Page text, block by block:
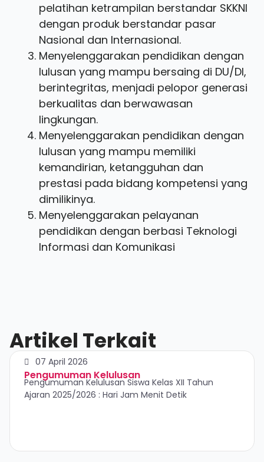
pelatihan ketrampilan berstandar SKKNI
dengan produk berstandar pasar
Nasional dan Internasional.
Menyelenggarakan pendidikan dengan
lulusan yang mampu bersaing di DU/DI,
berintegritas, menjadi pelopor generasi
berkualitas dan berwawasan
lingkungan.
Menyelenggarakan pendidikan dengan
lulusan yang mampu memiliki
kemandirian, ketangguhan dan
prestasi pada bidang kompetensi yang
dimilikinya.
Menyelenggarakan pelayanan
pendidikan dengan berbasi Teknologi
Informasi dan Komunikasi
Artikel Terkait
07 April 2026
Pengumuman Kelulusan
Pengumuman Kelulusan Siswa Kelas XII Tahun
Ajaran 2025/2026 : Hari Jam Menit Detik